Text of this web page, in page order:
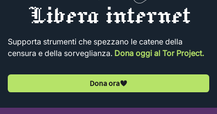
Libera internet
Supporta strumenti che spezzano le catene della
censura e della sorveglianza. Dona oggi al Tor Project.
Dona ora